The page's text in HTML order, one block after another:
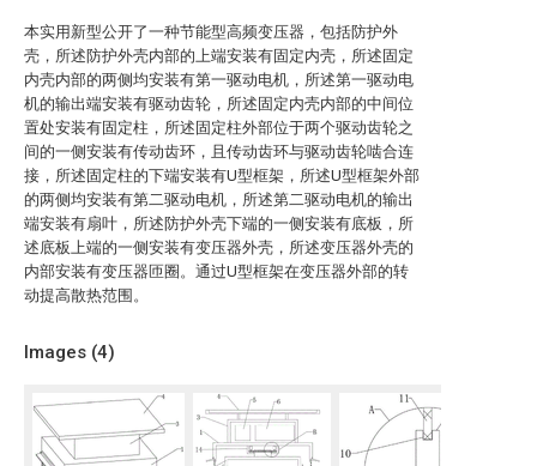
本实用新型公开了一种节能型高频变压器，包括防护外
壳，所述防护外壳内部的上端安装有固定内壳，所述固定
内壳内部的两侧均安装有第一驱动电机，所述第一驱动电
机的输出端安装有驱动齿轮，所述固定内壳内部的中间位
置处安装有固定柱，所述固定柱外部位于两个驱动齿轮之
间的一侧安装有传动齿环，且传动齿环与驱动齿轮啮合连
接，所述固定柱的下端安装有U型框架，所述U型框架外部
的两侧均安装有第二驱动电机，所述第二驱动电机的输出
端安装有扇叶，所述防护外壳下端的一侧安装有底板，所
述底板上端的一侧安装有变压器外壳，所述变压器外壳的
内部安装有变压器匝圈。通过U型框架在变压器外部的转
动提高散热范围。
Images (4)